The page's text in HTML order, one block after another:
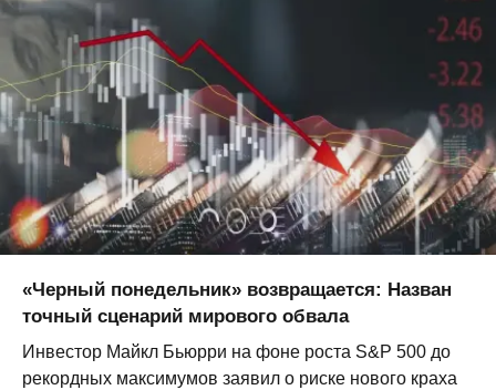
«Черный понедельник» возвращается: Назван
точный сценарий мирового обвала
Инвестор Майкл Бьюрри на фоне роста S&P 500 до
рекордных максимумов заявил о риске нового краха